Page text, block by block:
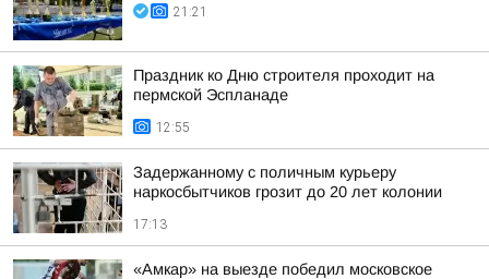
21:21
Праздник ко Дню строителя проходит на
пермской Эспланаде
12:55
Задержанному с поличным курьеру
наркосбытчиков грозит до 20 лет колонии
17:13
«Амкар» на выезде победил московское